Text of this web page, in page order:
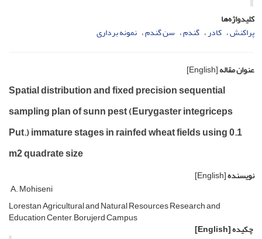
کلیدواژه‌ها
پراکنش کادر گندم سن گندم نمونه برداری
عنوان مقاله[English]
Spatial distribution and fixed precision sequential
sampling plan of sunn pest (Eurygaster integriceps
Put.) immature stages in rainfed wheat fields using 0.1
m2 quadrate size
نویسنده[English]
A. Mohiseni
Lorestan Agricultural and Natural Resources Research and
Education Center, Borujerd Campus
چکیده[English]